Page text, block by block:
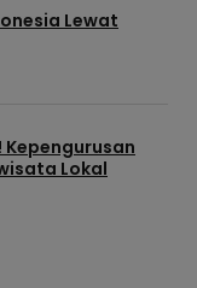
Lewat
Kepengurusan
Lokal